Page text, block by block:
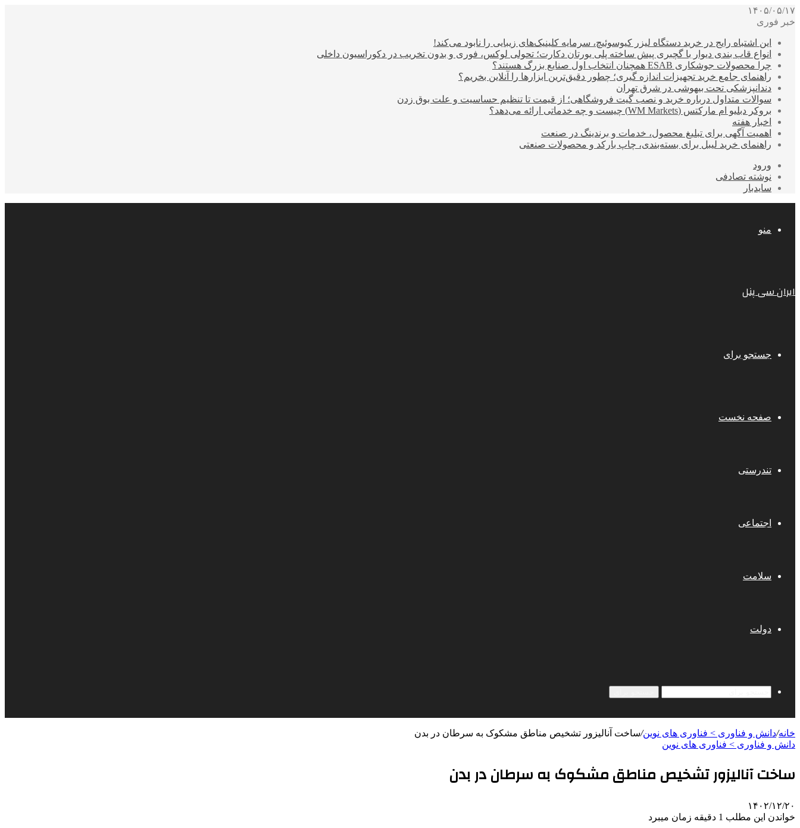
۱۴۰۵/۰۵/۱۷
خبر فوری
این اشتباه رایج در خرید دستگاه لیزر کیوسوئیچ، سرمایه کلینیک‌های زیبایی را نابود می‌کند!
انواع قاب بندی دیوار با گچبری پیش ساخته پلی یورتان دکارت؛ تحولی لوکس، فوری و بدون تخریب در دکوراسیون داخلی
چرا محصولات جوشکاری ESAB همچنان انتخاب اول صنایع بزرگ هستند؟
راهنمای جامع خرید تجهیزات اندازه گیری؛ چطور دقیق‌ترین ابزارها را آنلاین بخریم؟
دندانپزشکی تحت بیهوشی در شرق تهران
سوالات متداول درباره خرید و نصب گیت فروشگاهی؛ از قیمت تا تنظیم حساسیت و علت بوق زدن
بروکر دبلیو ام مارکتس (WM Markets) چیست و چه خدماتی ارائه می‌دهد؟
اخبار هفته
اهمیت آگهی برای تبلیغ محصول، خدمات و برندینگ در صنعت
راهنمای خرید لیبل برای بسته‌بندی، چاپ بارکد و محصولات صنعتی
ورود
نوشته تصادفی
سایدبار
منو
ایران سی پنل
جستجو برای
صفحه نخست
تندرستی
اجتماعی
سلامت
دولت
خانه/دانش و فناوری > فناوری های نوین/ساخت آنالیزور تشخیص مناطق مشکوک به سرطان در بدن
دانش و فناوری > فناوری های نوین
ساخت آنالیزور تشخیص مناطق مشکوک به سرطان در بدن
۱۴۰۲/۱۲/۲۰
خواندن این مطلب 1 دقیقه زمان میبرد